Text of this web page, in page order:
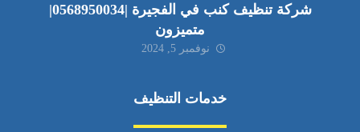
شركة تنظيف كنب في الفجيرة |0568950034|
متميزون
نوفمبر 5, 2024
خدمات التنظيف